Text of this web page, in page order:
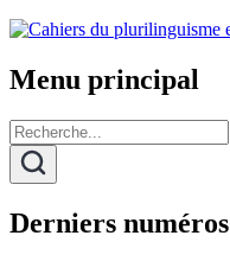
Menu principal
Derniers numéros